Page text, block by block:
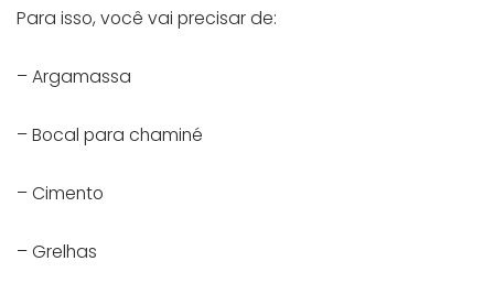
Para isso, você vai precisar de:
– Argamassa
– Bocal para chaminé
– Cimento
– Grelhas